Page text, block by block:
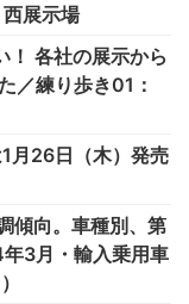
展示場
！ 各社の展示から
／練り歩き01：
月26日（木）発売
傾向。車種別、第
3月・輸入乗用車